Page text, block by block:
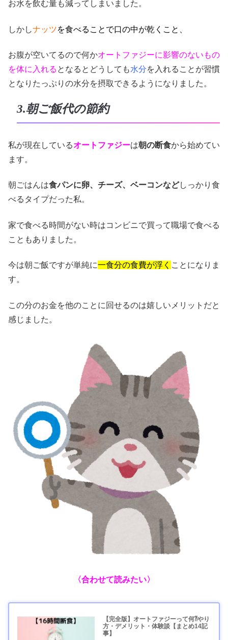
お水を飲む量も減ってしまいました。
しかしナッツを食べることで口の中が乾くこと、
お腹が空いてるので何かオートファジーに影響のないもの
を体に入れる となるとどうしても水分を入れることが習慣
となりたっぷりの水分を摂取できるようになりました。
3.朝ご飯代の節約
私が現在しているオートファジーは朝の断食から始めてい
ます。
朝ごはんは食パンに卵、チーズ、ベーコンなどしっかり食
べるタイプだった私。
家で食べる時間がない時はコンビニで買って職場で食べる
こともありました。
今は朝ご飯ですが単純に一食分の食費が浮く ことになりま
す。
この分のお金を他のことに回せるのは嬉しいメリットだと
感じました。
〈合わせて読みたい〉
【完全版】オートファジーって何⁈やり
方・デメリット・体験談【まとめ14記
事】